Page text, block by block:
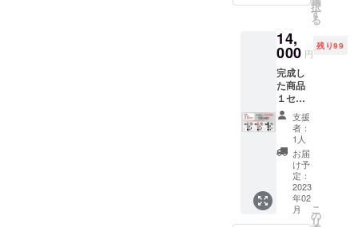
※ご注文
状況、
製造工
程上の
都合及
びロジ
ステッ
ク等に
より出
荷時期
が遅れ
る場合
があり
ます。
→15%
13,100
円税込/
送料込
※皆様の
応援購
入によ
り量産
効率が
向上し
た場
合、正
規販売
価格が
販売予
定価格
択
す
る
14,
000 円
残り99
完成し
た商品
１セッ
ト
「ヒー
ティン
ヘッド
付」(カ
ラー選
択可能)
一般販
売予定
支援
者：
1人
お届
け予
定：
2023
年02
月
こ
の
リ